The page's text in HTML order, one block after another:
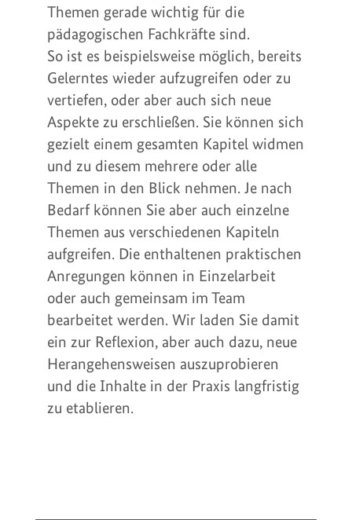
Themen gerade wichtig für die
pädagogischen Fachkräfte sind.
So ist es beispielsweise möglich, bereits
Gelerntes wieder aufzugreifen oder zu
vertiefen, oder aber auch sich neue
Aspekte zu erschließen. Sie können sich
gezielt einem gesamten Kapitel widmen
und zu diesem mehrere oder alle
Themen in den Blick nehmen. Je nach
Bedarf können Sie aber auch einzelne
Themen aus verschiedenen Kapiteln
aufgreifen. Die enthaltenen praktischen
Anregungen können in Einzelarbeit
oder auch gemeinsam im Team
bearbeitet werden. Wir laden Sie damit
ein zur Reflexion, aber auch dazu, neue
Herangehensweisen auszuprobieren
und die Inhalte in der Praxis langfristig
zu etablieren.